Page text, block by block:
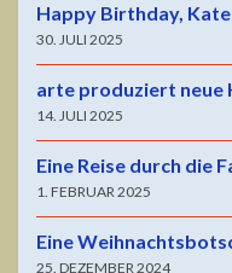
Happy Birthday, Kate
30. JULI 2025
arte produziert neue
14. JULI 2025
Eine Reise durch die
1. FEBRUAR 2025
Eine
25. DEZEMBER 2024